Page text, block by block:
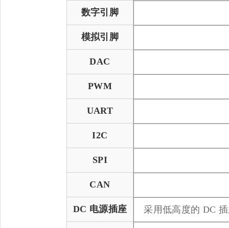
数字引脚
模拟引脚
DAC
PWM
UART
I2C
SPI
CAN
DC 电源插座 采用低高度的 DC